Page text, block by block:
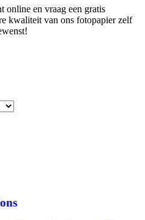
online en vraag een gratis
kwaliteit van ons fotopapier zelf